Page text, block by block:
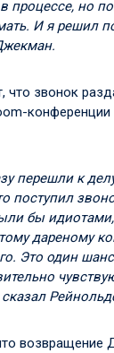
процессе, но
И я решил
что звонок
перешли к
поступил
бы
дареному
Это один
возвращение